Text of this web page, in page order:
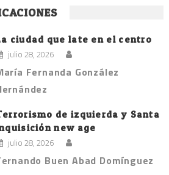
ciudad que late en el centro
julio 28, 2026
Fernanda González
de izquierda y Santa
new age
julio 28, 2026
Buen Abad Domínguez